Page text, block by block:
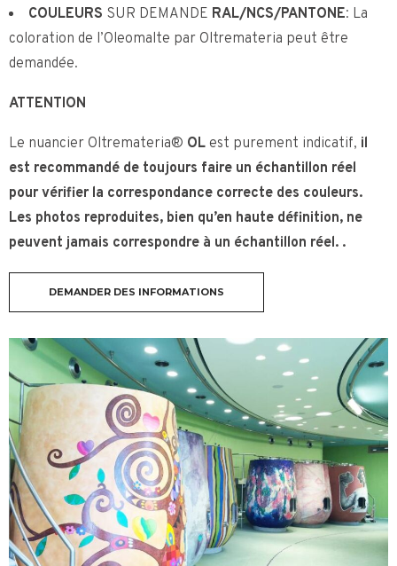
COULEURS SUR DEMANDE RAL/NCS/PANTONE: La
coloration de l’Oleomalte par Oltremateria peut être
demandée.
ATTENTION
Le nuancier Oltremateria® OL est purement indicatif, il
est recommandé de toujours faire un échantillon réel
pour vérifier la correspondance correcte des couleurs.
Les photos reproduites, bien qu’en haute définition, ne
peuvent jamais correspondre à un échantillon réel. .
DEMANDER DES INFORMATIONS